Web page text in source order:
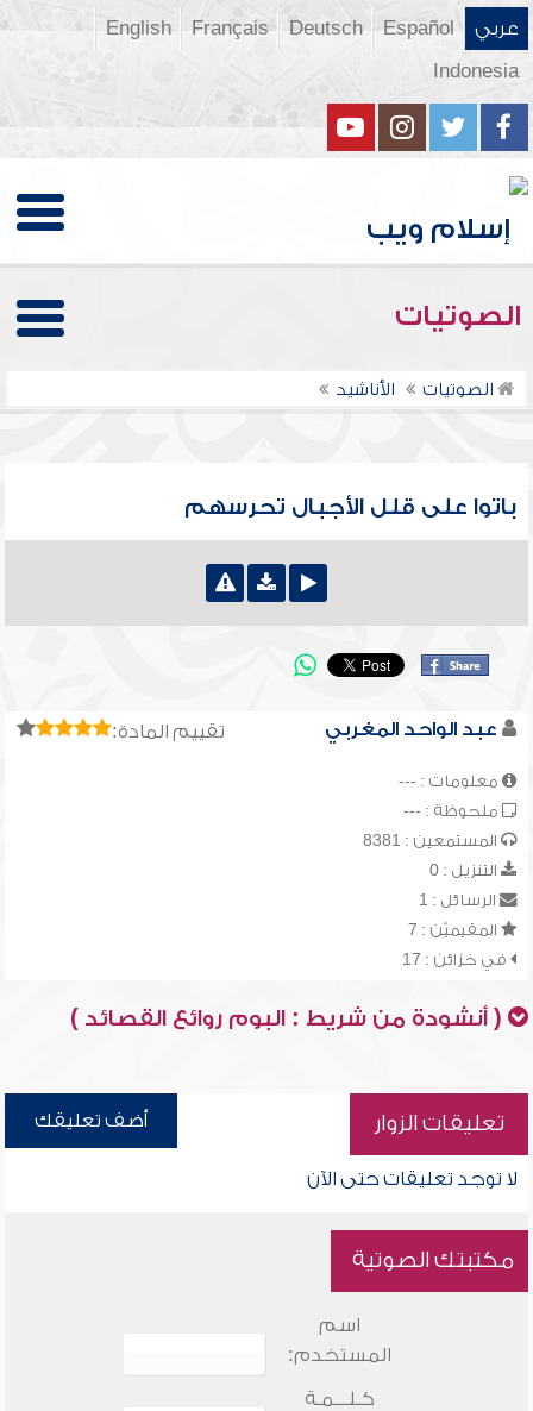
عربي Español
Deutsch
Français
English
Indonesia
الصوتيات
الصوتيات الأناشيد
باتوا على قلل الأجبال تحرسهم
تقييم المادة: عبد الواحد المغربي
معلومات : ---
ملحوظة : ---
المستمعين : 8381
التنزيل : 0
الرسائل : 1
المقيميّن : 7
في خزائن : 17
( أنشودة من شريط : البوم روائع القصائد )
تعليقات الزوار أضف تعليقك
لا توجد تعليقات حتى الآن
مكتبتك الصوتية
اسم
المستخدم:
كـلـــمـة